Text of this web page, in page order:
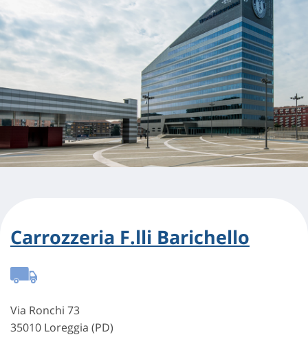
Carrozzeria F.lli Barichello
Via Ronchi 73
35010 Loreggia (PD)